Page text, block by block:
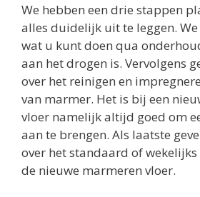
We hebben een drie stappen
alles duidelijk uit te leggen.
wat u kunt doen qua
aan het drogen is. Vervolgens
over het reinigen en
van marmer. Het is bij een
vloer namelijk altijd goed om
aan te brengen. Als laatste
over het standaard of
de nieuwe marmeren vloer.